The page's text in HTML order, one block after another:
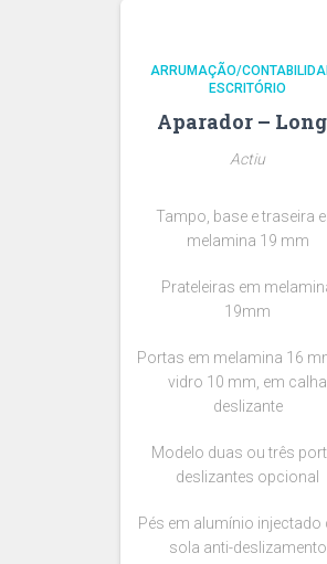
ARRUMAÇÃO/
ESCRITÓRIO
Aparador –
Actiu
Tampo, base e traseira
melamina 19 mm
Prateleiras em
19mm
Portas em melamina 16
vidro 10 mm, em calha
deslizante
Modelo duas ou três
deslizantes opcional
Pés em alumínio injectado
sola anti-deslizamento